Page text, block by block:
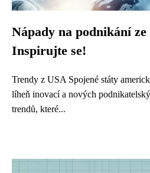
Nápady na podnikání
Inspirujte se!
Trendy z USA Spojené státy
líheň inovací a nových
trendů, které...